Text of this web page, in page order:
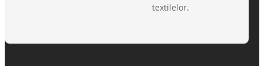
textilelor.